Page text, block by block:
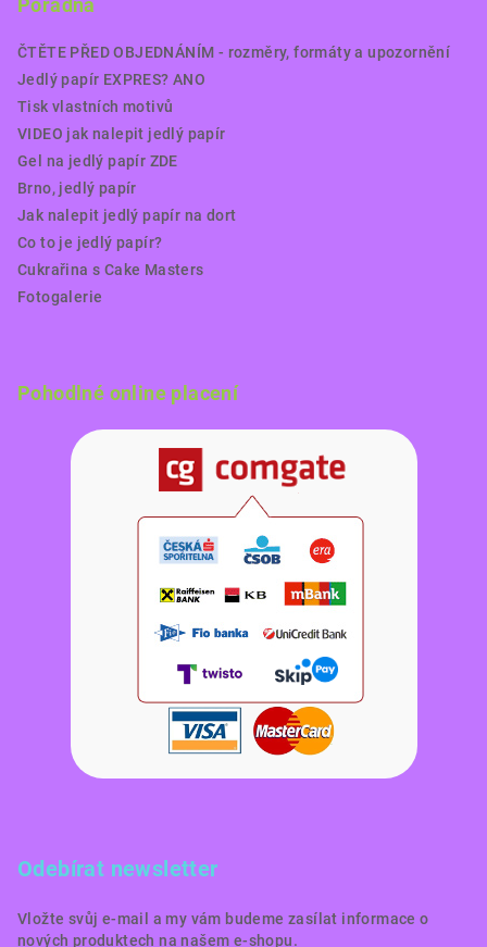
Poradna
ČTĚTE PŘED OBJEDNÁNÍM - rozměry, formáty a upozornění
Jedlý papír EXPRES? ANO
Tisk vlastních motivů
VIDEO jak nalepit jedlý papír
Gel na jedlý papír ZDE
Brno, jedlý papír
Jak nalepit jedlý papír na dort
Co to je jedlý papír?
Cukrařina s Cake Masters
Fotogalerie
Pohodlné online placení
Odebírat newsletter
Vložte svůj e-mail a my vám budeme zasílat informace o
nových produktech na našem e-shopu.